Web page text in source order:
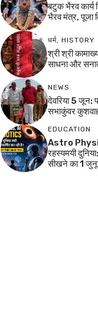
बटुक भैरव कार्य
भैरव मंत्र, पूजा
धर्म, HISTORY
श्री श्री
साधना और
NEWS
देवरिया 5 जून:
सभाकुंवर
EDUCATION
Astro
रहस्यमयी
सीखने का 1